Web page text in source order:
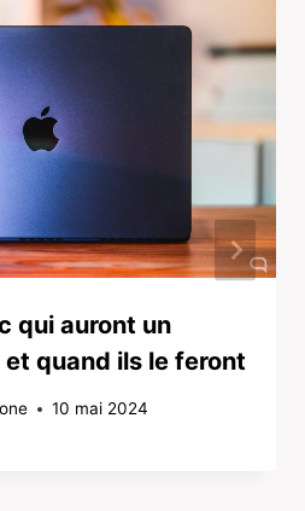
qui auront un
quand ils le feront
10 mai 2024